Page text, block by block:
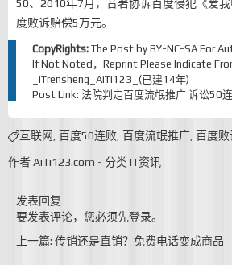
50、2010年7月，音著协诉百度侵犯《爱
度败诉赔偿5万元。
CopyRights: The Post by BY-NC-SA For
If Not Noted，Reprint Please Indicate
_iTrensheng_AiTi123_(已建14年)
Post Link: 法院判定百度流氓推广 诉讼50
互联网 百度50连败 百度流氓推广 百度败
作者AiTi123.com - 分类 IT资讯
发表回复
要发表评论，您必须先登录。
上一篇: 传销还是直销？免费电话变成商品